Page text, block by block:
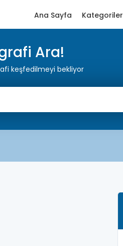
Ana Sayfa Kategoriler
Ara!
keşfedilmeyi bekliyor